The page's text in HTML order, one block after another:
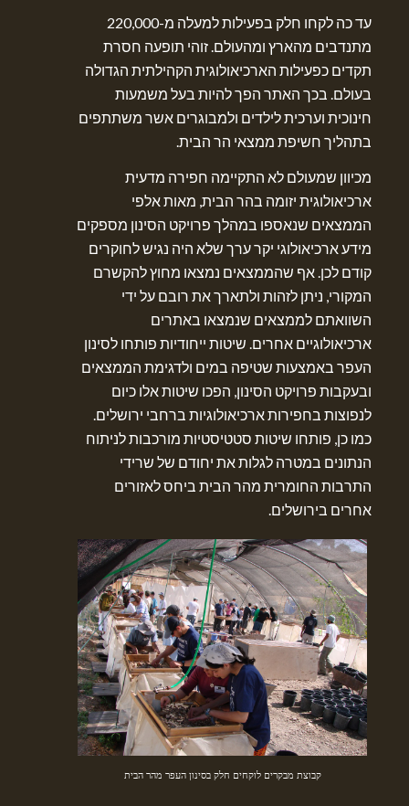
עד כה לקחו חלק בפעילות למעלה מ-220,000
מתנדבים מהארץ ומהעולם. זוהי תופעה חסרת
תקדים כפעילות הארכיאולוגית הקהילתית הגדולה
בעולם. בכך האתר הפך להיות בעל משמעות
חינוכית וערכית לילדים ולמבוגרים אשר משתתפים
בתהליך חשיפת ממצאי הר הבית.
מכיוון שמעולם לא התקיימה חפירה מדעית
ארכיאולוגית יזומה בהר הבית, מאות אלפי
הממצאים שנאספו במהלך פרויקט הסינון מספקים
מידע ארכיאולוגי יקר ערך שלא היה נגיש לחוקרים
קודם לכן. אף שהממצאים נמצאו מחוץ להקשרם
המקורי, ניתן לזהות ולתארך את רובם על ידי
השוואתם לממצאים שנמצאו באתרים
ארכיאולוגיים אחרים. שיטות ייחודיות פותחו לסינון
העפר באמצעות שטיפה במים ולדגימת הממצאים
ובעקבות פרויקט הסינון, הפכו שיטות אלו כיום
לנפוצות בחפירות ארכיאולוגיות ברחבי ירושלים.
כמו כן, פותחו שיטות סטטיסטיות מורכבות לניתוח
הנתונים במטרה לגלות את יחודם של שרידי
התרבות החומרית מהר הבית ביחס לאזורים
אחרים בירושלים.
קבוצת מבקרים לוקחים חלק בסינון העפר מהר הבית